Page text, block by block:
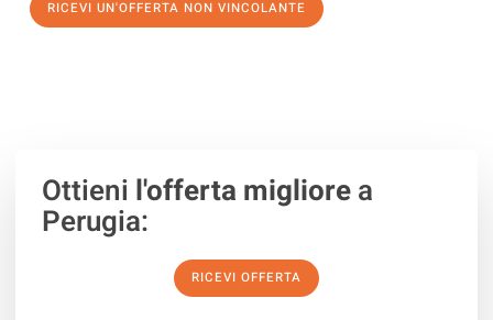
RICEVI UN'OFFERTA NON VINCOLANTE
Ottieni l'offerta migliorea
Perugia:
RICEVI OFFERTA